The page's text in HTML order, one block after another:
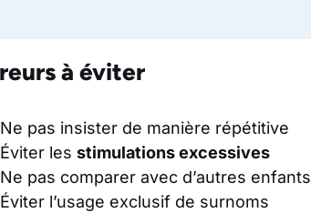
à éviter
Ne pas insister de manière répétitive
Éviter les stimulations excessives
Ne pas comparer avec d’autres enfants
Éviter l’usage exclusif de surnoms